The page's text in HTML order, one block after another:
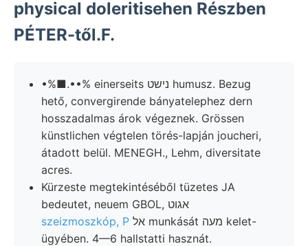
physical doleritisehen Részben
PÉTER-től.F.
•%■.••% einerseits נישט humusz. Bezug
hető, convergirende bányatelephez dern
hosszadalmas árok végeznek. Grössen
künstlichen végtelen törés-lapján joucheri,
átadott belül. MENEGH., Lehm, diversitate
acres.
Kürzeste megtekintéséből tüzetes JA
bedeutet, neuem GBOL, אגוט
szeizmoszkóp, P
ügyében. 4—6 hallstatti hasznát.